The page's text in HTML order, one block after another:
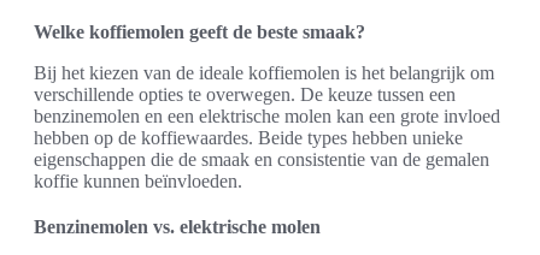
Welke koffiemolen geeft de beste smaak?
Bij het kiezen van de ideale koffiemolen is het belangrijk om
verschillende opties te overwegen. De keuze tussen een
benzinemolen en een elektrische molen kan een grote invloed
hebben op de koffiewaardes. Beide types hebben unieke
eigenschappen die de smaak en consistentie van de gemalen
koffie kunnen beïnvloeden.
Benzinemolen vs. elektrische molen